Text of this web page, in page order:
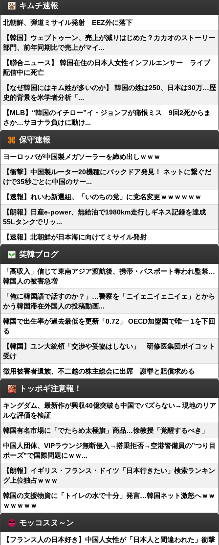
キムチ速報
北朝鮮、弾道ミサイル発射 EEZ外に落下
【韓国】ウェブトゥーン、売上が減りはじめた？カカオのストーリー
部門、前年同期比で売上がマイ...
【聯合ニュース】 韓国在住の日本人女性インフルエンサー ライブ
配信中に死亡
【なぜ韓国にはキム姓が多いのか】 韓国の姓は250、日本は30万…歴
史的背景を米学者分析「...
【MLB】“韓国のイチロー”イ・ジョンフが痛恨ミス 9回2死からま
さか…サヨナラ負けに動け...
保守速報
ヨーロッパが中国製メガソーラーを締め出しｗｗｗ
【衝撃】中国製ルーター20機種にバックドア発見！ ネットに繋ぐだ
けで35秒ごとに中国のサー...
【速報】れいわ新選組、「いのちの党」に党名変更ｗｗｗｗｗｗ
【朗報】日産e-power、無給油で1980km走行しギネス記録を達成
55Lタンクでリッ...
【速報】北朝鮮が日本海に向けてミサイル発射
笑韓ブログ
「高収入」信じて東南アジア渡航後、携帯・パスポート奪われ監禁…
韓国人の被害急増
「俺に韓国語で話すのか？」…警察を「ニイェニイェニイェ」とから
かう韓国滞在外国人の投稿動画...
韓国で出生率が過去最低を更新「0.72」 OECD加盟国で唯一 1を下回
る
【韓国】ユン大統領「交渉や妥協はしない」 研修医集団ボイコット
受け
徴用被害者遺族、不二越の株主総会に出席 謝罪と賠償求める
トッポギ注意報！
キングダム、最新作が興収40億突破も中国でバズらない→現地のリア
ルな評価を検証
韓国有名市場に「でたらめ太極旗」商品…徐教授「覚醒するべき」
中国人団体、VIPラウンジ無断侵入→搭乗拒否→空港警備員の”つり目
ポーズ”で国際問題にｗｗ...
【朗報】イギリス・フランス・ドイツ「日本行きたい」検索ランキン
グ上位独占ｗｗｗ
韓国の支援物資に「トイレの水で十分」発言…韓国ネット激怒へｗｗ
ｗｗｗｗｗ
モッコスヌ～ン
【フランス人の日本好き】中国人女性が「日本人と間違われた」衝撃